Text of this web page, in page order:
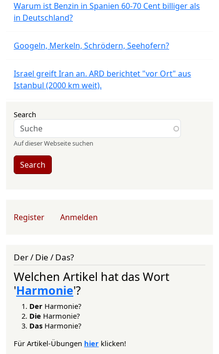
Warum ist Benzin in Spanien 60-70 Cent billiger als
in Deutschland?
Googeln, Merkeln, Schrödern, Seehofern?
Israel greift Iran an. ARD berichtet "vor Ort" aus
Istanbul (2000 km weit).
Search
Auf dieser Webseite suchen
Search
User account menu
Register Anmelden
Der / Die / Das?
Welchen Artikel hat das Wort
'Harmonie'?
Der Harmonie?
Die Harmonie?
Das Harmonie?
Für Artikel-Übungen hier klicken!